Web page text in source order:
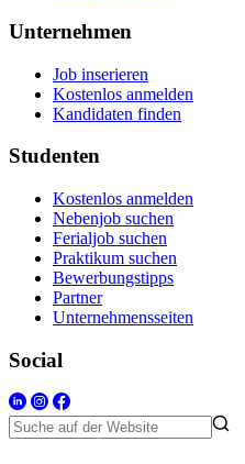
Unternehmen
Job inserieren
Kostenlos anmelden
Kandidaten finden
Studenten
Kostenlos anmelden
Nebenjob suchen
Ferialjob suchen
Praktikum suchen
Bewerbungstipps
Partner
Unternehmensseiten
Social